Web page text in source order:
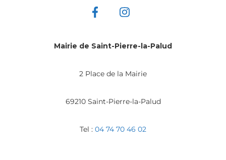
Mairie de Saint-Pierre-la-Palud
2 Place de la Mairie
69210 Saint-Pierre-la-Palud
Tel : 04 74 70 46 02